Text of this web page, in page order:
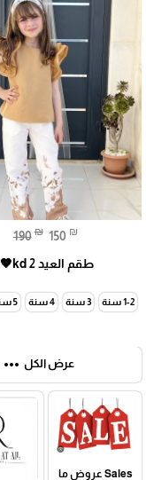
190 ₪ 150 ₪
طقم العيد kd 2🤎
1-2 سنة 3 سنة 4 سنة 5 سنة
عرض الكل more_horiz
Sales عروض ما